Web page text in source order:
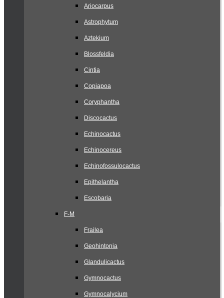
Ariocarpus
Astrophytum
Aztekium
Blossfeldia
Cintia
Copiapoa
Coryphantha
Discocactus
Echinocactus
Echinocereus
Echinofossulocactus
Epithelantha
Escobaria
F-M
Frailea
Geohintonia
Glandulicactus
Gymnocactus
Gymnocalycium